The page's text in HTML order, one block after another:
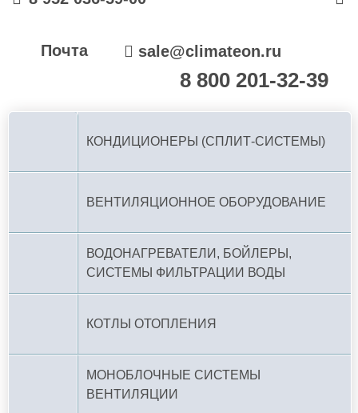
Почта sale@climateon.ru
8 800 201-32-39
КОНДИЦИОНЕРЫ (СПЛИТ-СИСТЕМЫ)
ВЕНТИЛЯЦИОННОЕ ОБОРУДОВАНИЕ
ВОДОНАГРЕВАТЕЛИ, БОЙЛЕРЫ,
СИСТЕМЫ ФИЛЬТРАЦИИ ВОДЫ
КОТЛЫ ОТОПЛЕНИЯ
МОНОБЛОЧНЫЕ СИСТЕМЫ
ВЕНТИЛЯЦИИ